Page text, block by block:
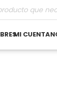
MI CUENTA